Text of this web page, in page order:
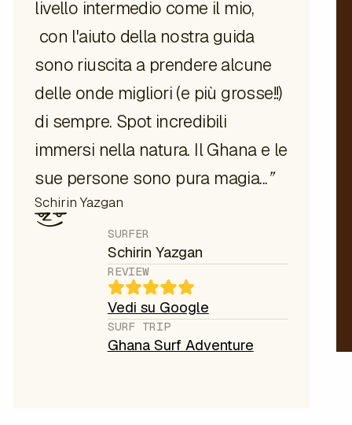
livello intermedio come il mio,
con l'aiuto della nostra guida
sono riuscita a prendere alcune
delle onde migliori (e più grosse!!)
di sempre. Spot incredibili
immersi nella natura. Il Ghana e le
sue persone sono pura magia...”
Schirin Yazgan
SURFER
Schirin Yazgan
REVIEW
Vedi su Google
SURF TRIP
Ghana Surf Adventure